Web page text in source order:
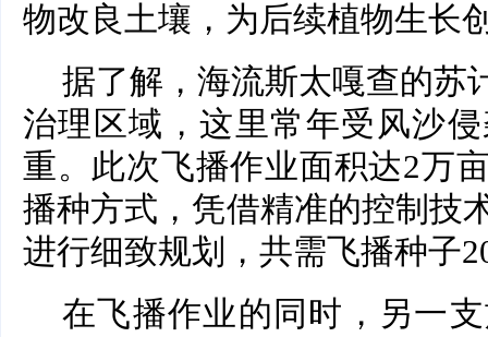
物改良土壤，为后续植物生长
据了解，海流斯太嘎查的苏
治理区域，这里常年受风沙
重。此次飞播作业面积达2万
播种方式，凭借精准的控制技
进行细致规划，共需飞播种子
在飞播作业的同时，另一